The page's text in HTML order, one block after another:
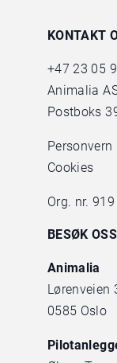
KONTAKT
+47 23 05
Animalia
Postboks
Personvern
Cookies
Org. nr.
BESØK OSS
Animalia
Lørenveien
0585 Oslo